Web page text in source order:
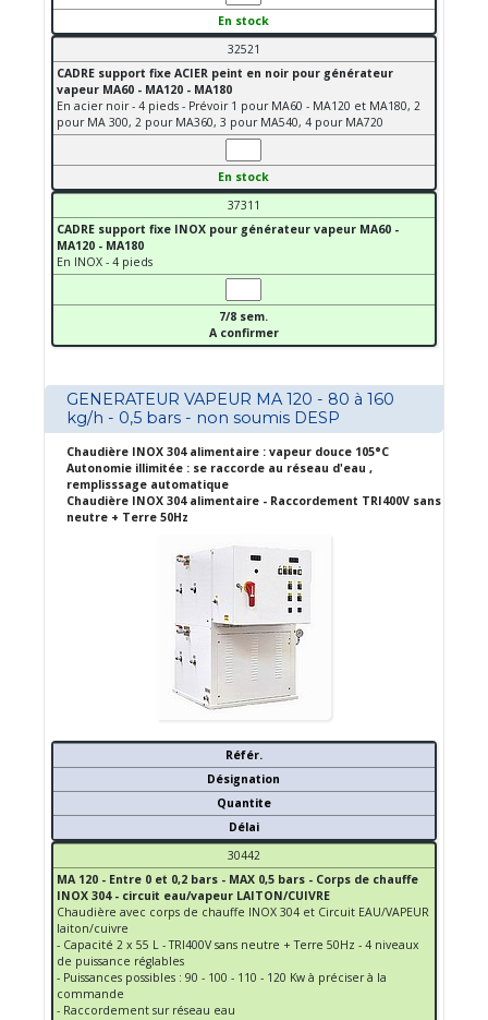
En stock
32521
CADRE support fixe ACIER peint en noir pour générateur
vapeur MA60 - MA120 - MA180
En acier noir - 4 pieds - Prévoir 1 pour MA60 - MA120 et MA180, 2
pour MA 300, 2 pour MA360, 3 pour MA540, 4 pour MA720
En stock
37311
CADRE support fixe INOX pour générateur vapeur MA60 -
MA120 - MA180
En INOX - 4 pieds
7/8 sem.
A confirmer
GENERATEUR VAPEUR MA 120 - 80 à 160
kg/h - 0,5 bars - non soumis DESP
Chaudière INOX 304 alimentaire : vapeur douce 105°C
Autonomie illimitée : se raccorde au réseau d'eau ,
remplisssage automatique
Chaudière INOX 304 alimentaire - Raccordement TRI400V sans
neutre + Terre 50Hz
Référ.
Désignation
Quantite
Délai
30442
MA 120 - Entre 0 et 0,2 bars - MAX 0,5 bars - Corps de chauffe
INOX 304 - circuit eau/vapeur LAITON/CUIVRE
Chaudière avec corps de chauffe INOX 304 et Circuit EAU/VAPEUR
laiton/cuivre
- Capacité 2 x 55 L - TRI400V sans neutre + Terre 50Hz - 4 niveaux
de puissance réglables
- Puissances possibles : 90 - 100 - 110 - 120 Kw à préciser à la
commande
- Raccordement sur réseau eau